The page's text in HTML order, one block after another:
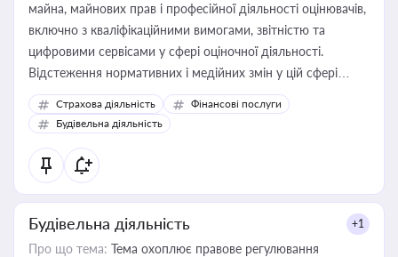
майна, майнових прав і професійної діяльності оцінювачів,
включно з кваліфікаційними вимогами, звітністю та
цифровими сервісами у сфері оціночної діяльності.
Відстеження нормативних і медійних змін у цій сфері
корисне для власника бізнесу, керівника, юриста або
бухгалтера під час оподаткування, приватизації, оренди
державного майна, корпоративних угод і перевірки
статусу суб'єктів оціночної діяльності
Страхова діяльність
Фінансові послуги
Будівельна діяльність
Будівельна діяльність +1
Про що тема: Тема охоплює правове регулювання